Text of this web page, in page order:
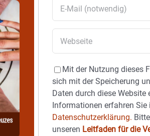
Mit der Nutzung dieses
sich mit der Speicherung
Daten durch diese Website
Informationen erfahren Sie
Datenschutzerklärung.
unseren Leitfaden für die